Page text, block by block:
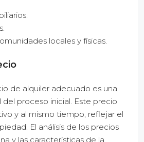
locales y físicas.
de alquiler adecuado es una
proceso inicial. Este precio
y al mismo tiempo, reflejar el
El análisis de los precios
y las características de la